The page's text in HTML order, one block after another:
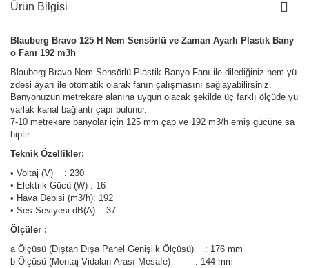
Ürün Bilgisi
Blauberg Bravo 125 H Nem Sensörlü ve Zaman Ayarlı Plastik Bany
o Fanı 192 m3h
Blauberg Bravo Nem Sensörlü Plastik Banyo Fanı ile dilediğiniz nem yü
zdesi ayarı ile otomatik olarak fanın çalışmasını sağlayabilirsiniz.
Banyonuzun metrekare alanına uygun olacak şekilde üç farklı ölçüde yu
varlak kanal bağlantı çapı bulunur.
7-10 metrekare banyolar için 125 mm çap ve 192 m3/h emiş gücüne sa
hiptir.
Teknik Özellikler:
• Voltaj (V) : 230
• Elektrik Gücü (W) : 16
• Hava Debisi (m3/h): 192
• Ses Seviyesi dB(A) : 37
Ölçüler :
a Ölçüsü (Dıştan Dışa Panel Genişlik Ölçüsü) : 176 mm
b Ölçüsü (Montaj Vidaları Arası Mesafe) : 144 mm